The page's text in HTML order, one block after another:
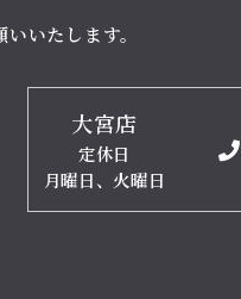
いたします。
大宮店
定休日
月曜日、火曜日